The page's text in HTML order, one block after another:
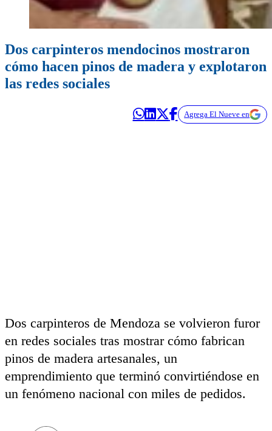
Dos carpinteros mendocinos mostraron
cómo hacen pinos de madera y explotaron
las redes sociales
Agrega El Nueve en
Dos carpinteros de Mendoza se volvieron furor
en redes sociales tras mostrar cómo fabrican
pinos de madera artesanales, un
emprendimiento que terminó convirtiéndose en
un fenómeno nacional con miles de pedidos.